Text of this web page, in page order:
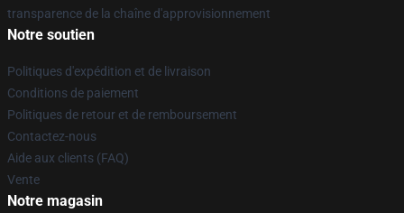
transparence de la chaîne d'approvisionnement
Notre soutien
Politiques d'expédition et de livraison
Conditions de paiement
Politiques de retour et de remboursement
Contactez-nous
Aide aux clients (FAQ)
Vente
Notre magasin